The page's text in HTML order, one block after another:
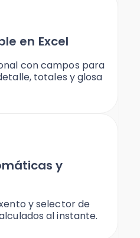
en Excel
con campos para
totales y glosa
y
y selector de
al instante.